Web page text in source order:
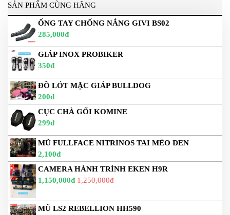
SẢN PHẨM CÙNG HÃNG
ỐNG TAY CHỐNG NẮNG GIVI BS02
285,000đ
GIÁP INOX PROBIKER
350đ
ĐỒ LÓT MẶC GIÁP BULLDOG
200đ
CỤC CHÀ GỐI KOMINE
299đ
MŨ FULLFACE NITRINOS TAI MÈO ĐEN
2,100đ
CAMERA HÀNH TRÌNH EKEN H9R
1,150,000đ 1,250,000đ
MŨ LS2 REBELLION HH590